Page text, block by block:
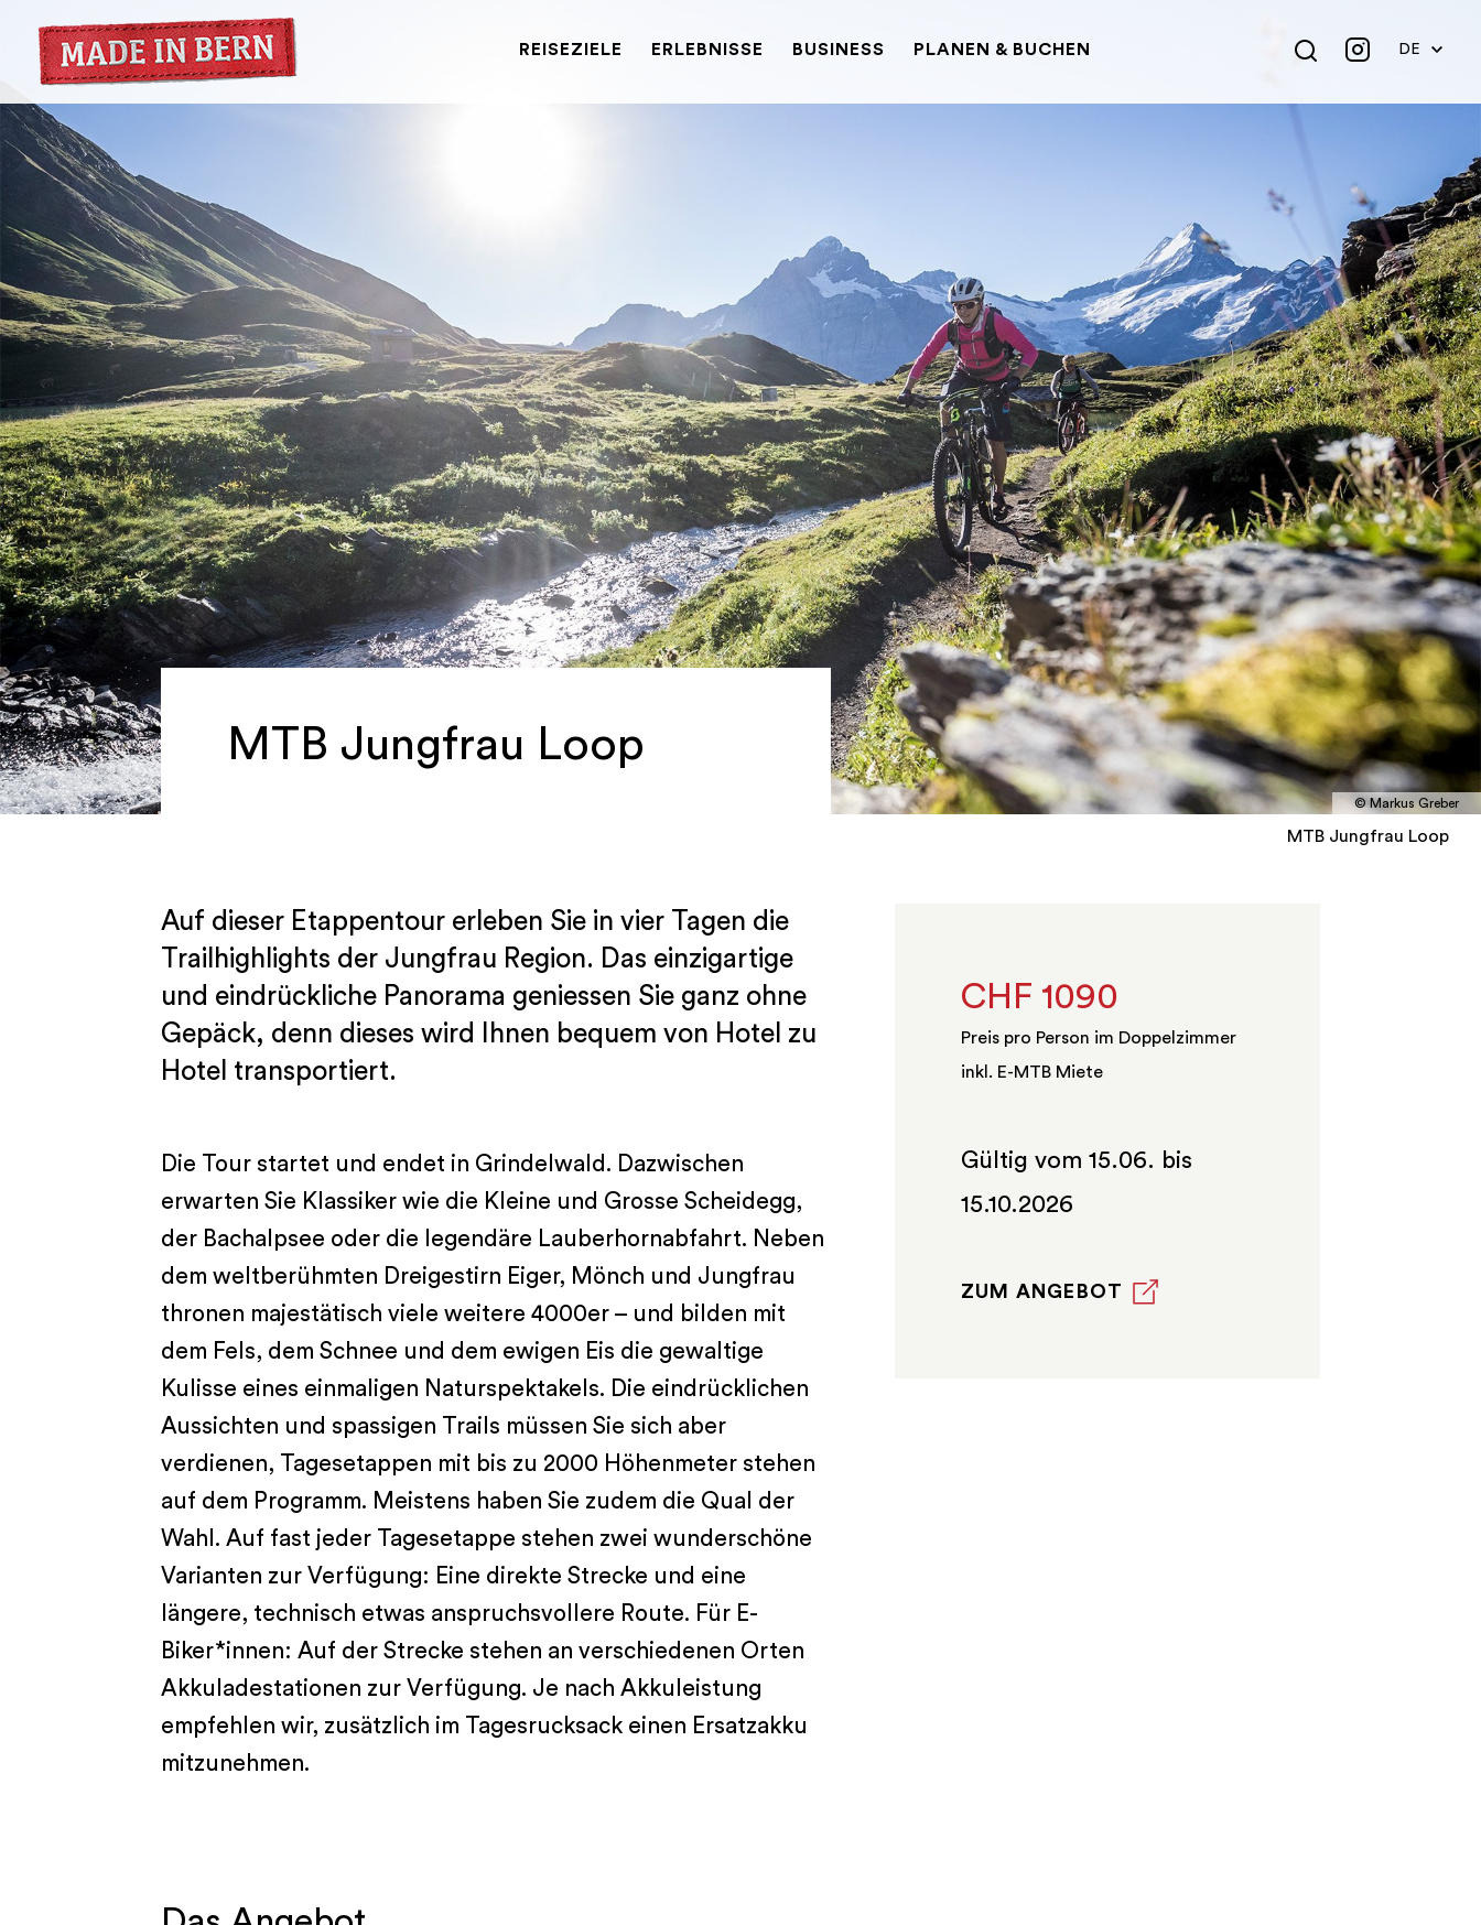
REISEZIELE ERLEBNISSE BUSINESS PLANEN & BUCHEN DE
© Markus Greber
MTB Jungfrau Loop
MTB Jungfrau Loop
Auf dieser Etappentour erleben Sie in vier Tagen die
Trailhighlights der Jungfrau Region. Das einzigartige
und eindrückliche Panorama geniessen Sie ganz ohne
Gepäck, denn dieses wird Ihnen bequem von Hotel zu
Hotel transportiert.
Die Tour startet und endet in Grindelwald. Dazwischen
erwarten Sie Klassiker wie die Kleine und Grosse Scheidegg,
der Bachalpsee oder die legendäre Lauberhornabfahrt. Neben
dem weltberühmten Dreigestirn Eiger, Mönch und Jungfrau
thronen majestätisch viele weitere 4000er – und bilden mit
dem Fels, dem Schnee und dem ewigen Eis die gewaltige
Kulisse eines einmaligen Naturspektakels. Die eindrücklichen
Aussichten und spassigen Trails müssen Sie sich aber
verdienen, Tagesetappen mit bis zu 2000 Höhenmeter stehen
auf dem Programm. Meistens haben Sie zudem die Qual der
Wahl. Auf fast jeder Tagesetappe stehen zwei wunderschöne
Varianten zur Verfügung: Eine direkte Strecke und eine
längere, technisch etwas anspruchsvollere Route. Für E-
Biker*innen: Auf der Strecke stehen an verschiedenen Orten
Akkuladestationen zur Verfügung. Je nach Akkuleistung
empfehlen wir, zusätzlich im Tagesrucksack einen Ersatzakku
mitzunehmen.
CHF 1090
Preis pro Person im Doppelzimmer
inkl. E-MTB Miete
Gültig vom 15.06. bis
15.10.2026
ZUM ANGEBOT